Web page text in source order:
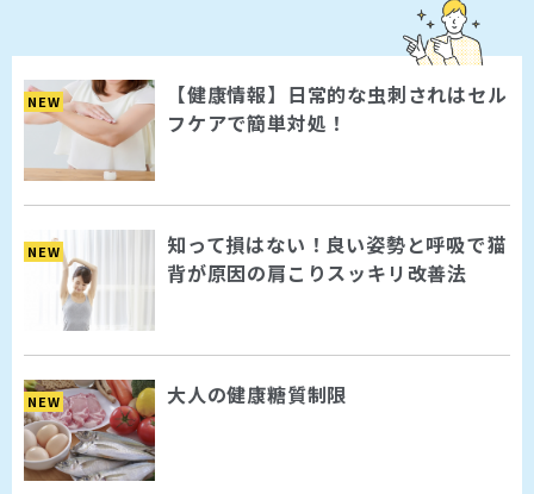
NEW
【健康情報】日常的な虫刺されはセル
フケアで簡単対処！
NEW
知って損はない！良い姿勢と呼吸で猫
背が原因の肩こりスッキリ改善法
NEW 大人の健康糖質制限